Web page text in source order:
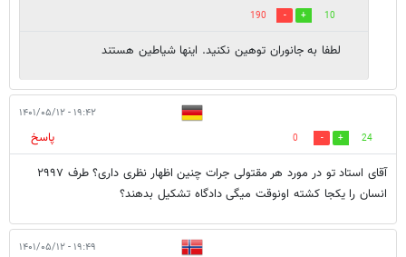
10
190
لطفا به جانوران توهین نکنید. اینها شیاطین هستند
۱۹:۴۲ - ۱۴۰۱/۰۵/۱۲
24
0
پاسخ
آقای استاد تو در مورد هر مقتولی جرات چنین اظهار نظری داری؟ طرف ۲۹۹۷
انسان را یکجا کشته اونوقت میگی دادگاه تشکیل بدهند؟
۱۹:۴۹ - ۱۴۰۱/۰۵/۱۲